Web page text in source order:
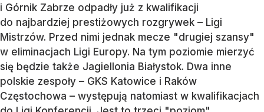
i Górnik Zabrze odpadły już z kwalifikacji
do najbardziej prestiżowych rozgrywek – Ligi
Mistrzów. Przed nimi jednak mecze "drugiej szansy"
w eliminacjach Ligi Europy. Na tym poziomie mierzyć
się będzie także Jagiellonia Białystok. Dwa inne
polskie zespoły – GKS Katowice i Raków
Częstochowa – występują natomiast w kwalifikacjach